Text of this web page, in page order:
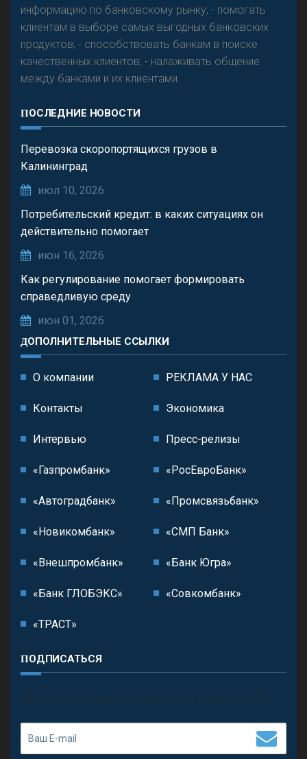
информацию по банковскому рынку; - помогать
клиентам в выборе самых выгодных банковских
продуктов; - способствовать банкам в поиске
качественных клиентов; - налаживать общение
между банками и их клиентами.
ПОСЛЕДНИЕ НОВОСТИ
Перевозка скоропортящихся грузов в
Калининград
июл 10, 2026
Потребительский кредит: в каких ситуациях он
действительно помогает
июн 16, 2026
Как регулирование помогает формировать
справедливую среду
июн 01, 2026
ДОПОЛНИТЕЛЬНЫЕ ССЫЛКИ
О компании РЕКЛАМА У НАС
Контакты Экономика
Интервью Пресс-релизы
«Газпромбанк» «РосЕвроБанк»
«Автоградбанк» «Промсвязьбанк»
«Новикомбанк» «СМП Банк»
«Внешпромбанк» «Банк Югра»
«Банк ГЛОБЭКС» «Совкомбанк»
«ТРАСТ»
ПОДПИСАТЬСЯ
П олучить последние обновления и предложения.